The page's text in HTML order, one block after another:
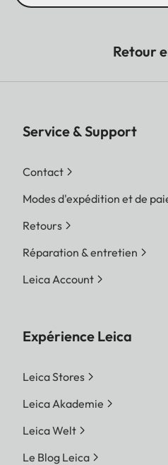
Retour
Service & Support
Contact
Modes d'expédition et de
Retours
Réparation & entretien
Leica Account
Expérience Leica
Leica Stores
Leica Akademie
Leica Welt
Le Blog Leica